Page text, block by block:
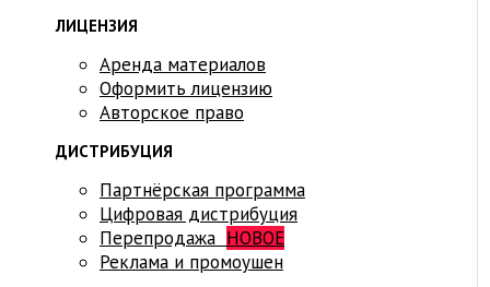
ЛИЦЕНЗИЯ
Аренда материалов
Оформить лицензию
Авторское право
ДИСТРИБУЦИЯ
Партнёрская программа
Цифровая дистрибуция
Перепродажа НОВОЕ
Реклама и промоушен